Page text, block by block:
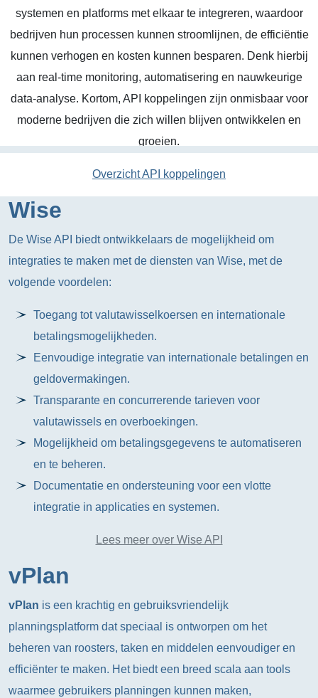
systemen en platforms met elkaar te integreren, waardoor
bedrijven hun processen kunnen stroomlijnen, de efficiëntie
kunnen verhogen en kosten kunnen besparen. Denk hierbij
aan real-time monitoring, automatisering en nauwkeurige
data-analyse. Kortom, API koppelingen zijn onmisbaar voor
moderne bedrijven die zich willen blijven ontwikkelen en
groeien.
Overzicht API koppelingen
Wise
De Wise API biedt ontwikkelaars de mogelijkheid om
integraties te maken met de diensten van Wise, met de
volgende voordelen:
Toegang tot valutawisselkoersen en internationale
betalingsmogelijkheden.
Eenvoudige integratie van internationale betalingen en
geldovermakingen.
Transparante en concurrerende tarieven voor
valutawissels en overboekingen.
Mogelijkheid om betalingsgegevens te automatiseren
en te beheren.
Documentatie en ondersteuning voor een vlotte
integratie in applicaties en systemen.
Lees meer over Wise API
vPlan
vPlan is een krachtig en gebruiksvriendelijk
planningsplatform dat speciaal is ontworpen om het
beheren van roosters, taken en middelen eenvoudiger en
efficiënter te maken. Het biedt een breed scala aan tools
waarmee gebruikers planningen kunnen maken,